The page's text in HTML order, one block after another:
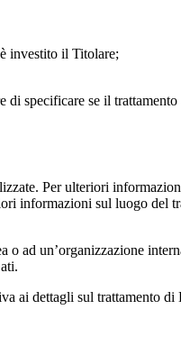
investito il Titolare;
specificare se il
Per ulteriori
informazioni sul luogo del
ad un’organizzazione
ai dettagli sul trattamento